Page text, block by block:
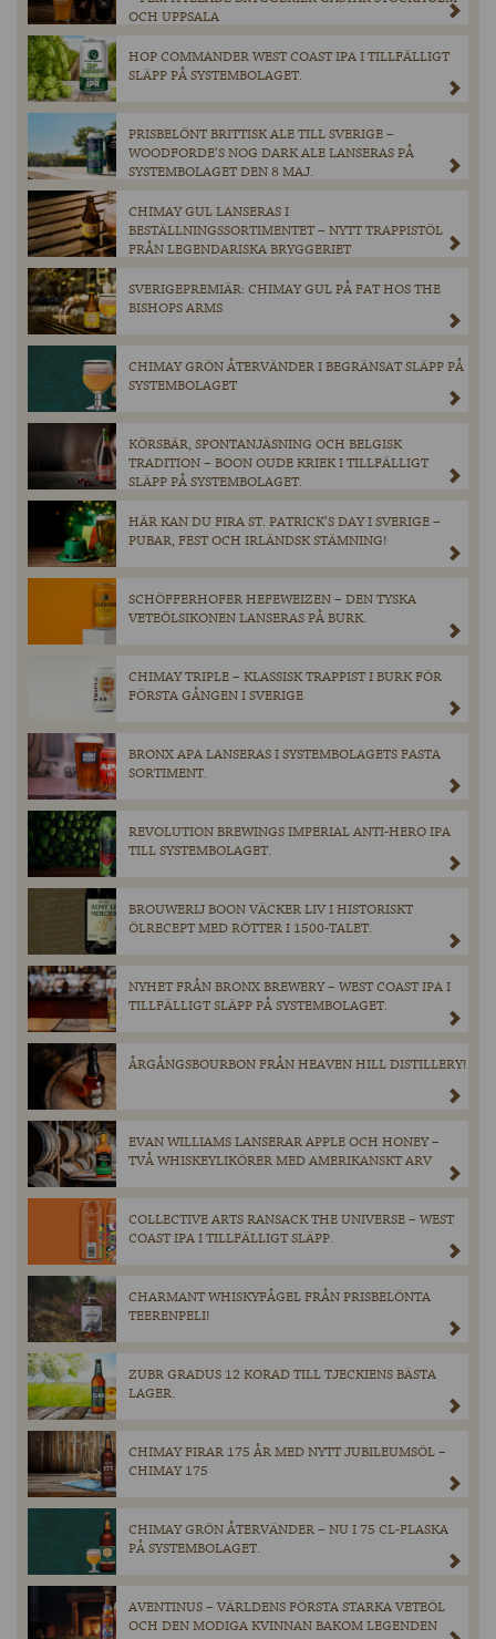
OCH UPPSALA
HOP COMMANDER WEST COAST IPA I TILLFÄLLIGT
SLÄPP PÅ SYSTEMBOLAGET.
PRISBELÖNT BRITTISK ALE TILL SVERIGE –
WOODFORDE’S NOG DARK ALE LANSERAS PÅ
SYSTEMBOLAGET DEN 8 MAJ.
CHIMAY GUL LANSERAS I
BESTÄLLNINGSSORTIMENTET – NYTT TRAPPISTÖL
FRÅN LEGENDARISKA BRYGGERIET
SVERIGEPREMIÄR: CHIMAY GUL PÅ FAT HOS THE
BISHOPS ARMS
CHIMAY GRÖN ÅTERVÄNDER I BEGRÄNSAT SLÄPP PÅ
SYSTEMBOLAGET
KÖRSBÄR, SPONTANJÄSNING OCH BELGISK
TRADITION – BOON OUDE KRIEK I TILLFÄLLIGT
SLÄPP PÅ SYSTEMBOLAGET.
HÄR KAN DU FIRA ST. PATRICK’S DAY I SVERIGE –
PUBAR, FEST OCH IRLÄNDSK STÄMNING!
SCHÖFFERHOFER HEFEWEIZEN – DEN TYSKA
VETEÖLSIKONEN LANSERAS PÅ BURK.
CHIMAY TRIPLE – KLASSISK TRAPPIST I BURK FÖR
FÖRSTA GÅNGEN I SVERIGE
BRONX APA LANSERAS I SYSTEMBOLAGETS FASTA
SORTIMENT.
REVOLUTION BREWINGS IMPERIAL ANTI-HERO IPA
TILL SYSTEMBOLAGET.
BROUWERIJ BOON VÄCKER LIV I HISTORISKT
ÖLRECEPT MED RÖTTER I 1500-TALET.
NYHET FRÅN BRONX BREWERY – WEST COAST IPA I
TILLFÄLLIGT SLÄPP PÅ SYSTEMBOLAGET.
ÅRGÅNGSBOURBON FRÅN HEAVEN HILL DISTILLERY!
EVAN WILLIAMS LANSERAR APPLE OCH HONEY –
TVÅ WHISKEYLIKÖRER MED AMERIKANSKT ARV
COLLECTIVE ARTS RANSACK THE UNIVERSE – WEST
COAST IPA I TILLFÄLLIGT SLÄPP.
CHARMANT WHISKYFÅGEL FRÅN PRISBELÖNTA
TEERENPELI!
ZUBR GRADUS 12 KORAD TILL TJECKIENS BÄSTA
LAGER.
CHIMAY FIRAR 175 ÅR MED NYTT JUBILEUMSÖL –
CHIMAY 175
CHIMAY GRÖN ÅTERVÄNDER – NU I 75 CL-FLASKA
PÅ SYSTEMBOLAGET.
AVENTINUS – VÄRLDENS FÖRSTA STARKA VETEÖL
OCH DEN MODIGA KVINNAN BAKOM LEGENDEN